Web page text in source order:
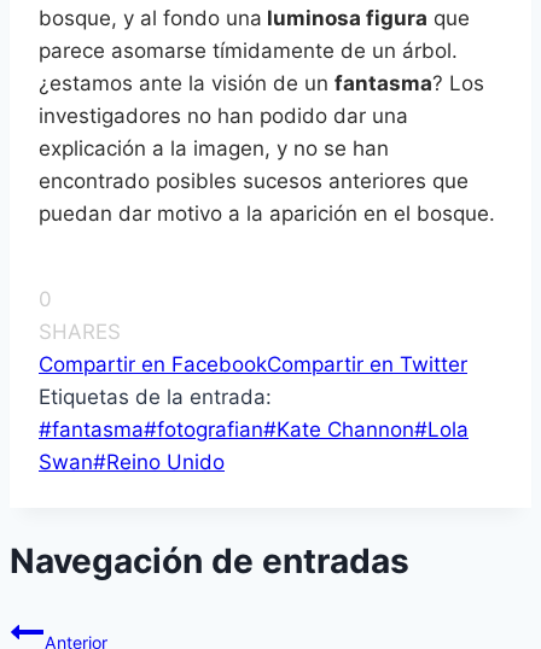
bosque, y al fondo una luminosa figura que
parece asomarse tímidamente de un árbol.
¿estamos ante la visión de un fantasma? Los
investigadores no han podido dar una
explicación a la imagen, y no se han
encontrado posibles sucesos anteriores que
puedan dar motivo a la aparición en el bosque.
0
SHARES
Compartir en FacebookCompartir en Twitter
Etiquetas de la entrada:
#fantasma#fotografian#Kate Channon#Lola
Swan#Reino Unido
Navegación de entradas
Anterior